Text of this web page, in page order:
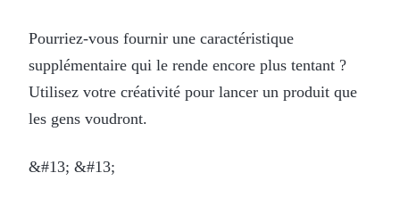
Pourriez-vous fournir une caractéristique
supplémentaire qui le rende encore plus tentant ?
Utilisez votre créativité pour lancer un produit que
les gens voudront.
&#13; &#13;